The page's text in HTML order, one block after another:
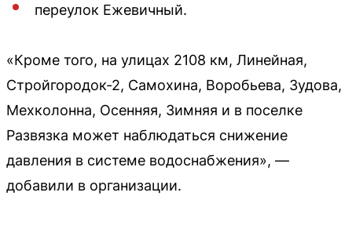
переулок Ежевичный.
«Кроме того, на улицах 2108 км, Линейная,
Стройгородок-2, Самохина, Воробьева, Зудова,
Мехколонна, Осенняя, Зимняя и в поселке
Развязка может наблюдаться снижение
давления в системе водоснабжения», —
добавили в организации.